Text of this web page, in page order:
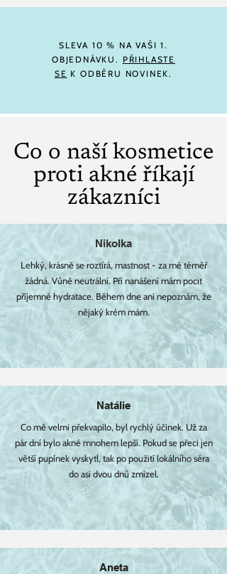
SLEVA 10 % NA VAŠI 1.
OBJEDNÁVKU. PŘIHLASTE
SE K ODBĚRU NOVINEK.
Co o naší kosmetice
proti akné říkají
zákazníci
Nikolka
Lehký, krásně se roztírá, mastnost - za mě téměř
žádná. Vůně neutrální. Při nanášení mám pocit
příjemné hydratace. Během dne ani nepoznám, že
nějaký krém mám.
Natálie
Co mě velmi překvapilo, byl rychlý účinek. Už za
pár dní bylo akné mnohem lepší. Pokud se přeci jen
větší pupínek vyskytl, tak po použití lokálního séra
do asi dvou dnů zmizel.
Aneta